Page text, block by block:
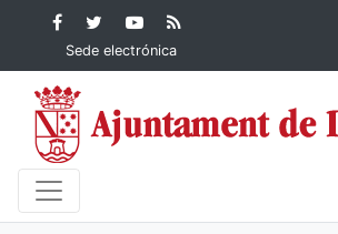
Contenido principalFacebook
Ayuntamiento de
Dénia
Ayuntamiento
de Dénia
YouTube
Ayuntamiento
de Dénia
Ayuntamiento
Sede electrónica